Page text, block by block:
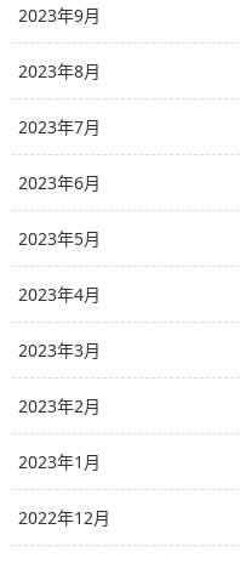
2023年9月
2023年8月
2023年7月
2023年6月
2023年5月
2023年4月
2023年3月
2023年2月
2023年1月
2022年12月